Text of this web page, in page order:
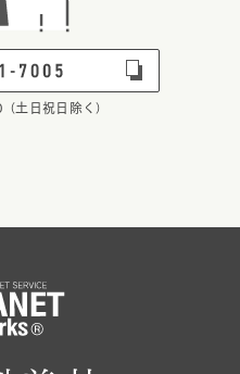
土日祝日除く）